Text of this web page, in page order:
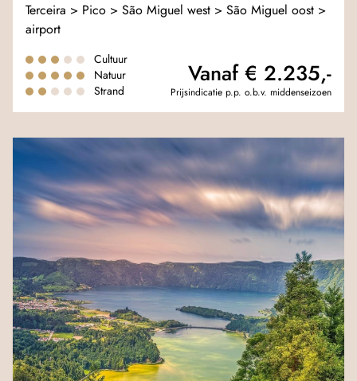
Terceira > Pico > São Miguel west > São Miguel oost >
airport
Cultuur
Natuur
Strand
Vanaf € 2.235,-
Prijsindicatie p.p. o.b.v. middenseizoen